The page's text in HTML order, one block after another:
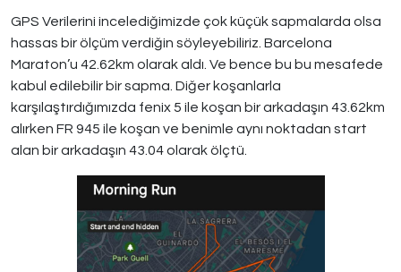
GPS Verilerini incelediğimizde çok küçük sapmalarda olsa
hassas bir ölçüm verdiğin söyleyebiliriz. Barcelona
Maraton’u 42.62km olarak aldı. Ve bence bu bu mesafede
kabul edilebilir bir sapma. Diğer koşanlarla
karşılaştırdığımızda fenix 5 ile koşan bir arkadaşın 43.62km
alırken FR 945 ile koşan ve benimle aynı noktadan start
alan bir arkadaşın 43.04 olarak ölçtü.